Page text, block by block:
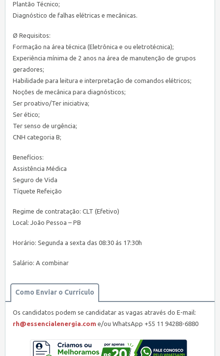
Plantão Técnico;
Diagnóstico de falhas elétricas e mecânicas.
Ø Requisitos:
Formação na área técnica (Eletrônica e ou eletrotécnica);
Experiência mínima de 2 anos na área de manutenção de grupos
geradores;
Habilidade para leitura e interpretação de comandos elétricos;
Noções de mecânica para diagnósticos;
Ser proativo/Ter iniciativa;
Ser ético;
Ter senso de urgência;
CNH categoria B;
Benefícios:
Assistência Médica
Seguro de Vida
Tíquete Refeição
Regime de contratação: CLT (Efetivo)
Local: João Pessoa – PB
Horário: Segunda a sexta das 08:30 ás 17:30h
Salário: A combinar
Como Enviar o Currículo
Os candidatos podem se candidatar as vagas através do E-mail:
rh@essencialenergia.com e/ou WhatsApp +55 11 94288-6880